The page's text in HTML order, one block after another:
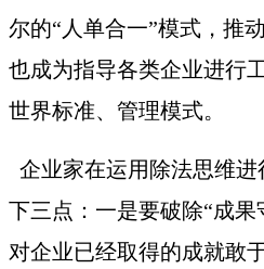
尔的“人单合一”模式，推
也成为指导各类企业进行
世界标准、管理模式。
企业家在运用除法思维
下三点：一是要破除“成果
对企业已经取得的成就敢